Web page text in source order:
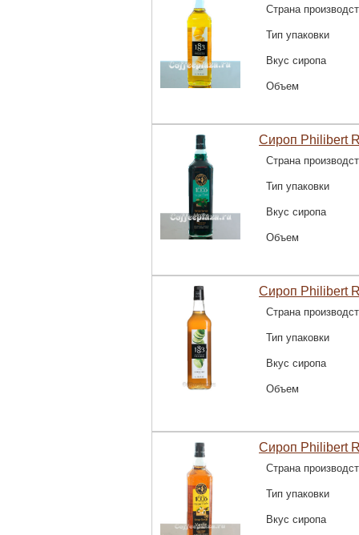
Страна
Тип упаковки
Вкус сиропа
Объем
Сироп Philibert
Страна
Тип упаковки
Вкус сиропа
Объем
Сироп Philibert
Страна
Тип упаковки
Вкус сиропа
Объем
Сироп Philibert
Страна
Тип упаковки
Вкус сиропа